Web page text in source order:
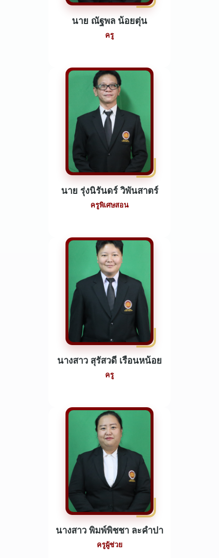
นาย ณัฐพล น้อยตุ่น
ครู
นาย รุ่งนิรันดร์ วิพันสาตร์
ครูพิเศษสอน
นางสาว สุรัสวดี เรือนหน้อย
ครู
นางสาว พิมพ์พิชชา ละคำปา
ครูผู้ช่วย